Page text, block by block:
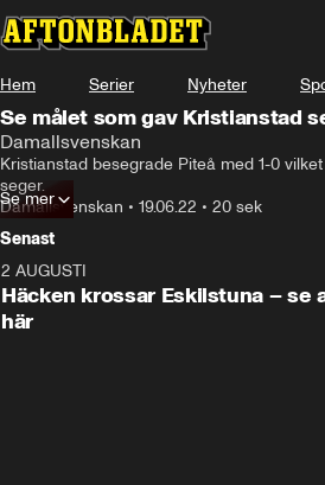
Hem Serier Nyheter
Se målet som gav Kristianstad
Damallsvenskan
Kristianstad besegrade Piteå med 1-0
seger.
Damallsvenskan • 19.06.22 • 20 sek
Se mer
Senast
2 AUGUSTI
Häcken krossar Eskilstuna – se
här